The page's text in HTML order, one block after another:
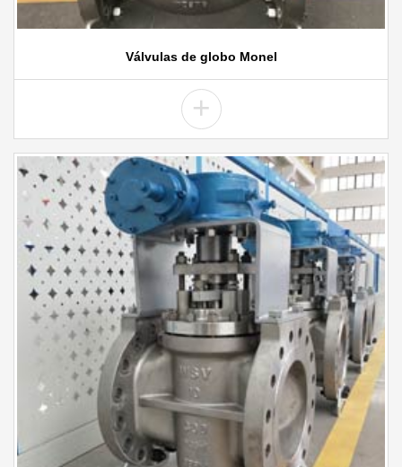
Válvulas de globo Monel
+